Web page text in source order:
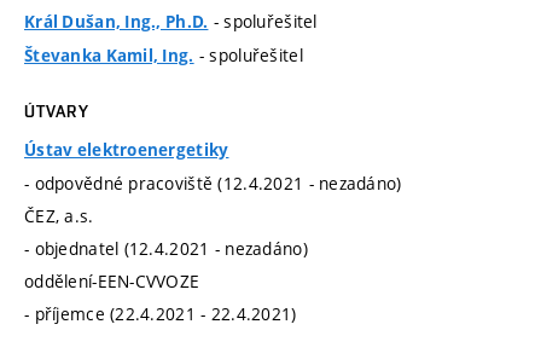
Král Dušan, Ing., Ph.D. - spoluřešitel
Števanka Kamil, Ing. - spoluřešitel
ÚTVARY
Ústav elektroenergetiky
- odpovědné pracoviště (12.4.2021 - nezadáno)
ČEZ, a.s.
- objednatel (12.4.2021 - nezadáno)
oddělení-EEN-CVVOZE
- příjemce (22.4.2021 - 22.4.2021)